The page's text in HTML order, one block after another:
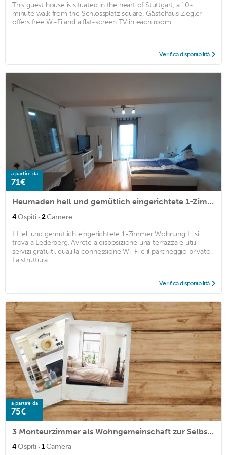
This guest house is situated in the heart of Stuttgart, a 10-
minute walk from the Schlossplatz square. Gästehaus Ziegler
offers free Wi-Fi and a flat-screen TV in each room. ...
Verifica disponibilità
a partire da
71€
Heumaden hell und gemütlich eingerichtete 1-Zimmer Wohnung
4Ospiti · 2Camere
L'Hell und gemütlich eingerichtete 1-Zimmer Wohnung H si
trova a Lederberg. Avrete a disposizione una terrazza e utili
servizi gratuiti, quali la connessione Wi-Fi e il parcheggio privato.
La struttura ...
Verifica disponibilità
a partire da
75€
3 Monteurzimmer als Wohngemeinschaft zur Selbstversorgung
4Ospiti · 1Camera